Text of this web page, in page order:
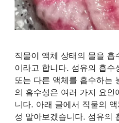
직물이 액체 상태의 물을 흡
이라고 합니다. 섬유의 흡수
또는 다른 액체를 흡수하는
의 흡수성은 여러 가지 요인
니다. 아래 글에서 직물의
성 알아보겠습니다. 섬유의